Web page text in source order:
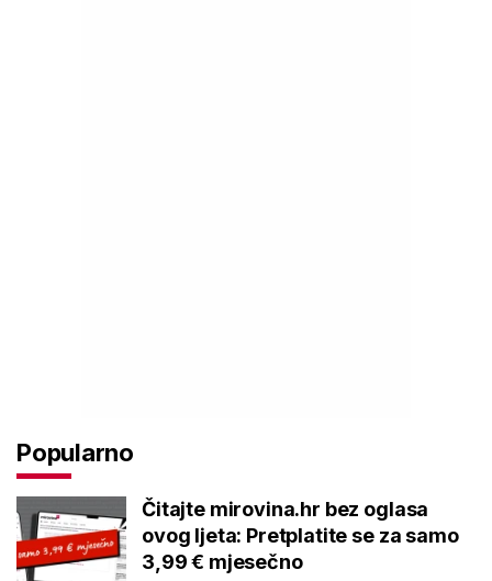
Popularno
Čitajte mirovina.hr bez oglasa
ovog ljeta: Pretplatite se za samo
3,99 € mjesečno